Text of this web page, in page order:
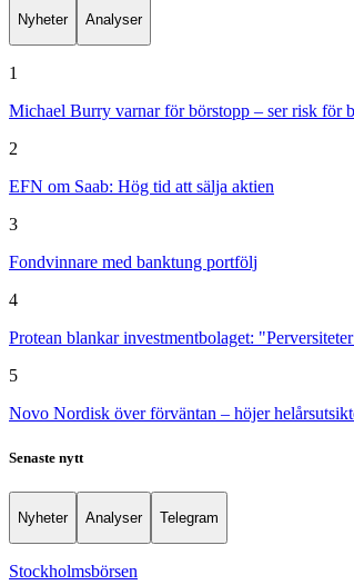
Nyheter Analyser
1
Michael Burry varnar för börstopp – ser risk för
2
EFN om Saab: Hög tid att sälja aktien
3
Fondvinnare med banktung portfölj
4
Protean blankar investmentbolaget:
5
Novo Nordisk över förväntan – höjer
Senaste nytt
Nyheter Analyser Telegram
Stockholmsbörsen